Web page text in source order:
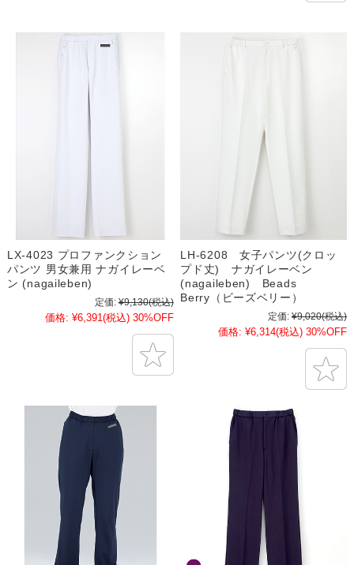
LX-4023 プロファンクション
パンツ 男女兼用 ナガイレーベ
ン (nagaileben)
定価: ¥9,130(税込)
価格: ¥6,391(税込) 30%OFF
LH-6208 女子パンツ(クロッ
プド丈) ナガイレーベン
(nagaileben) Beads
Berry（ビーズベリー）
定価: ¥9,020(税込)
価格: ¥6,314(税込) 30%OFF